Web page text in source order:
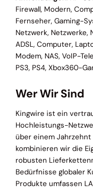
Firewall, Modern,
Fernseher, Gaming-
Netzwerk, Netzwerke,
ADSL, Computer,
Modem, NAS, VoIP-
PS3, PS4, Xbox360-
Wer Wir Sind
Kingwire ist ein
Hochleistungs-
über einem
kombinieren wir die
robusten
Bedürfnisse globaler
Produkte umfassen